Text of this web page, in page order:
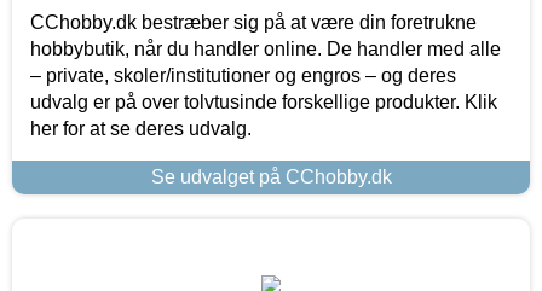
CChobby.dk bestræber sig på at være din foretrukne
hobbybutik, når du handler online. De handler med alle
– private, skoler/institutioner og engros – og deres
udvalg er på over tolvtusinde forskellige produkter. Klik
her for at se deres udvalg.
Se udvalget på CChobby.dk